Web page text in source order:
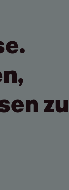
zu